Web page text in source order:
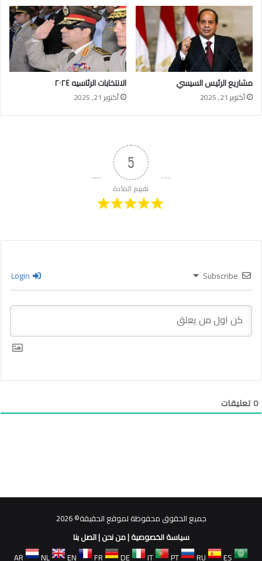
مشاريع الرئيس السيسي
أكتوبر 21, 2025
الانتخابات الرئاسيه ٢٠٢٤
أكتوبر 21, 2025
5
تقييم المادة
Subscribe
0تعليقات
جميع الحقوق محفوظة لموقع الحقيقة© 2026
سياسة الخصوصية|من نحن|اتصل بنا
AR
NL EN FR DE IT PT RU ES